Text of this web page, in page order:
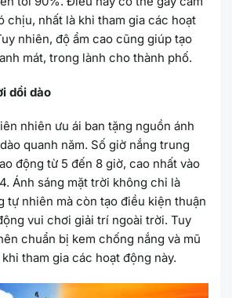
chịu, nhất là khi tham gia các hoạt
nhiên, độ ẩm cao cũng giúp tạo
mát, trong lành cho thành phố.
dồi dào
nhiên ưu ái ban tặng nguồn ánh
quanh năm. Số giờ nắng trung
động từ 5 đến 8 giờ, cao nhất vào
Ánh sáng mặt trời không chỉ là
tự nhiên mà còn tạo điều kiện thuận
vui chơi giải trí ngoài trời. Tuy
chuẩn bị kem chống nắng và mũ
tham gia các hoạt động này.